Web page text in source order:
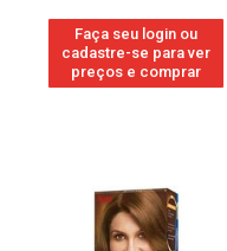
Faça seu login ou
cadastre-se para ver
preços e comprar